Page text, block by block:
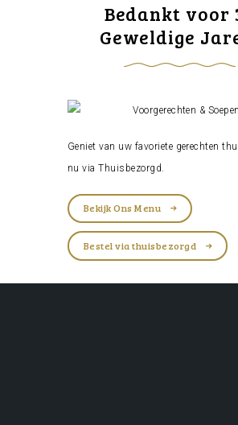
Bedankt voor
Geweldige
Geniet van uw favoriete gerechten
nu viaThuisbezorgd
Bekijk Ons Menu
Bestel via thuisbezorgd